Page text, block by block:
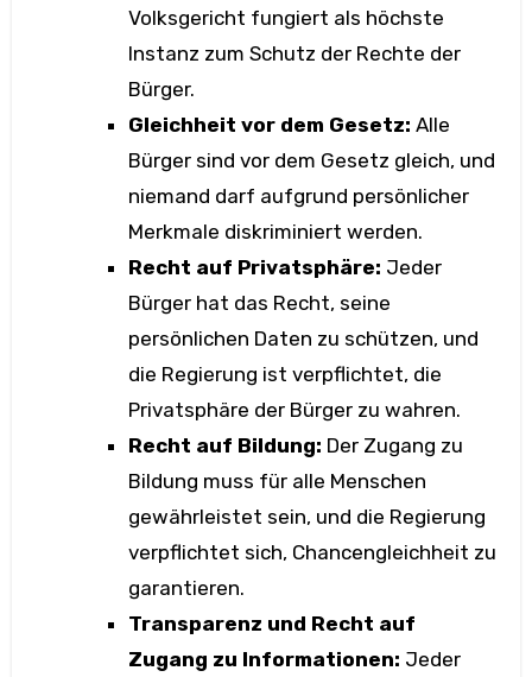
Volksgericht fungiert als höchste
Instanz zum Schutz der Rechte der
Bürger.
Gleichheit vor dem Gesetz: Alle
Bürger sind vor dem Gesetz gleich, und
niemand darf aufgrund persönlicher
Merkmale diskriminiert werden.
Recht auf Privatsphäre: Jeder
Bürger hat das Recht, seine
persönlichen Daten zu schützen, und
die Regierung ist verpflichtet, die
Privatsphäre der Bürger zu wahren.
Recht auf Bildung: Der Zugang zu
Bildung muss für alle Menschen
gewährleistet sein, und die Regierung
verpflichtet sich, Chancengleichheit zu
garantieren.
Transparenz und Recht auf
Zugang zu Informationen: Jeder